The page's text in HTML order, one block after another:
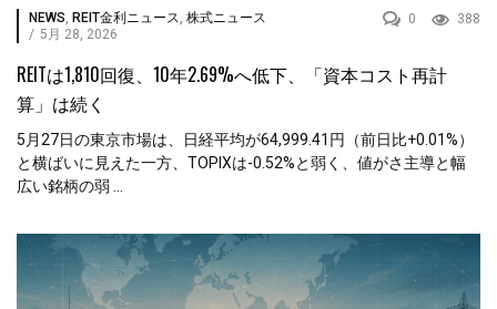
388
0
NEWS REIT金利ニュース 株式ニュース
/ 5月 28, 2026
REITは1,810回復、10年2.69%へ低下、「資本コスト再計
算」は続く
5月27日の東京市場は、日経平均が64,999.41円（前日比+0.01%）
と横ばいに見えた一方、TOPIXは-0.52%と弱く、値がさ主導と幅
広い銘柄の弱 ...